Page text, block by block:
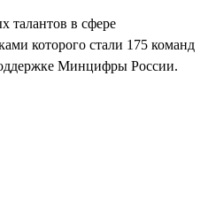
талантов в сфере
которого стали 175 команд
Минцифры России.